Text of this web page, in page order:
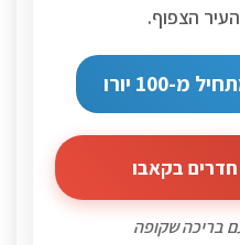
הצפוף.
100 יורו
חדרים בקאבו
בריכה שקופה